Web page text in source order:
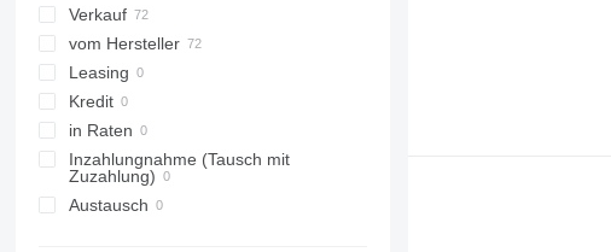
Verkauf
vom Hersteller
Leasing
Kredit
in Raten
Inzahlungnahme (Tausch mit
Zuzahlung)
Austausch